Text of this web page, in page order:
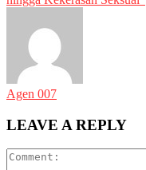
Agen 007
LEAVE A REPLY